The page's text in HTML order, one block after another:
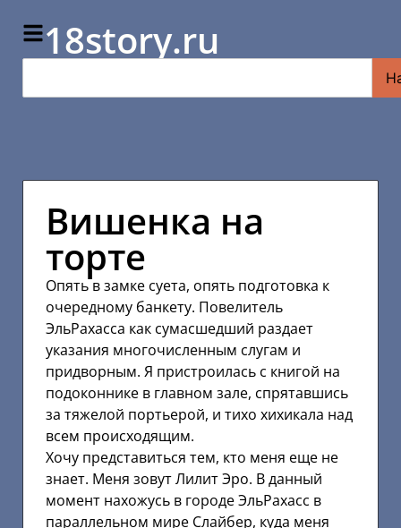
18story.ru
Вишенка на
торте
Опять в замке суета, опять подготовка к
очередному банкету. Повелитель
ЭльРахасса как сумасшедший раздает
указания многочисленным слугам и
придворным. Я пристроилась с книгой на
подоконнике в главном зале, спрятавшись
за тяжелой портьерой, и тихо хихикала над
всем происходящим.
Хочу представиться тем, кто меня еще не
знает. Меня зовут Лилит Эро. В данный
момент нахожусь в городе ЭльРахасс в
параллельном мире Слайбер, куда меня